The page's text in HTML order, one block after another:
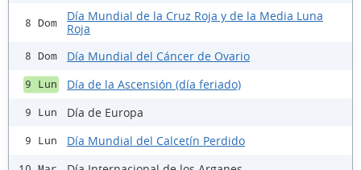
8 Dom
Día Mundial de la Cruz Roja y de la Media Luna
Roja
8 Dom Día Mundial del Cáncer de Ovario
9 Lun Día de la Ascensión (día feriado)
9 Lun Día de Europa
9 Lun Día Mundial del Calcetín Perdido